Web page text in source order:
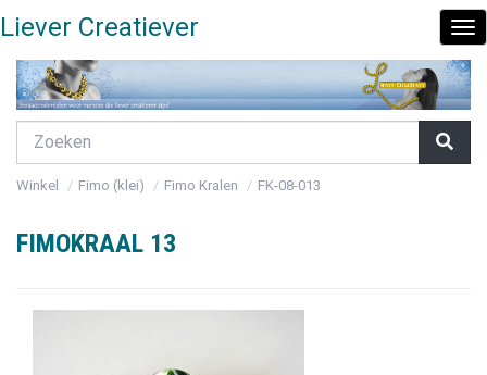
Liever Creatiever
Winkel Fimo (klei) Fimo Kralen FK-08-013
FIMOKRAAL 13